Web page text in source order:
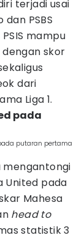
terjadi usai
PSBS
mampu
skor
dari
Liga 1.
pada
putaran pertama
mengantongi
United pada
Mahesa
head to
statistik 3